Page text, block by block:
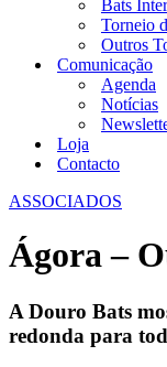
Bats
Torneio
Outros
Comunicação
Agenda
Notícias
Loja
Contacto
ASSOCIADOS
Ágora –
A Douro Bats
redonda para